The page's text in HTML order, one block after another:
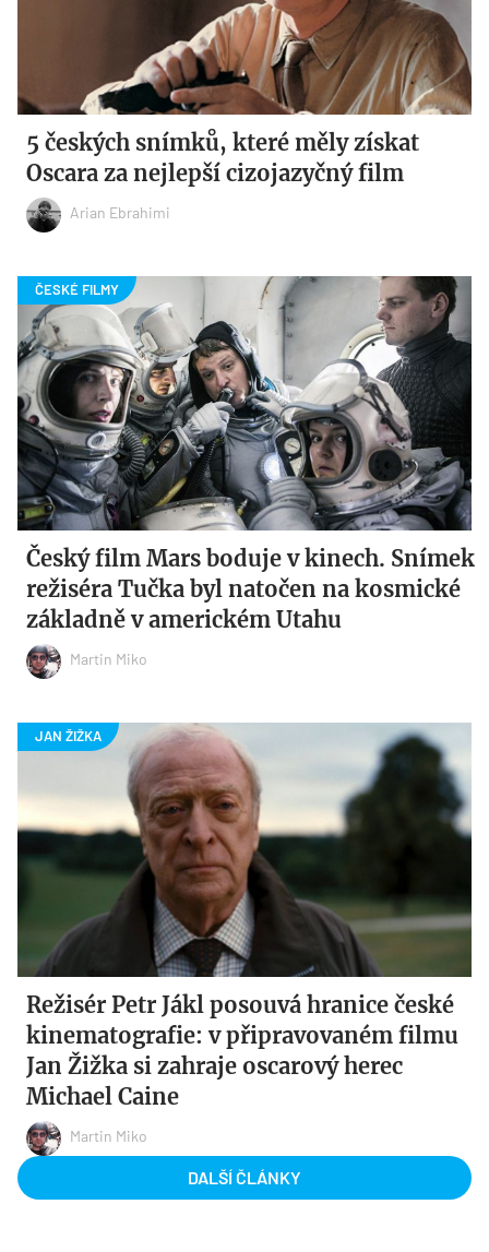
5 českých snímků, které měly získat
Oscara za nejlepší cizojazyčný film
Arian Ebrahimi
Český film Mars boduje v kinech. Snímek
režiséra Tučka byl natočen na kosmické
základně v americkém Utahu
Martin Miko
Režisér Petr Jákl posouvá hranice české
kinematografie: v připravovaném filmu
Jan Žižka si zahraje oscarový herec
Michael Caine
Martin Miko
DALŠÍ ČLÁNKY